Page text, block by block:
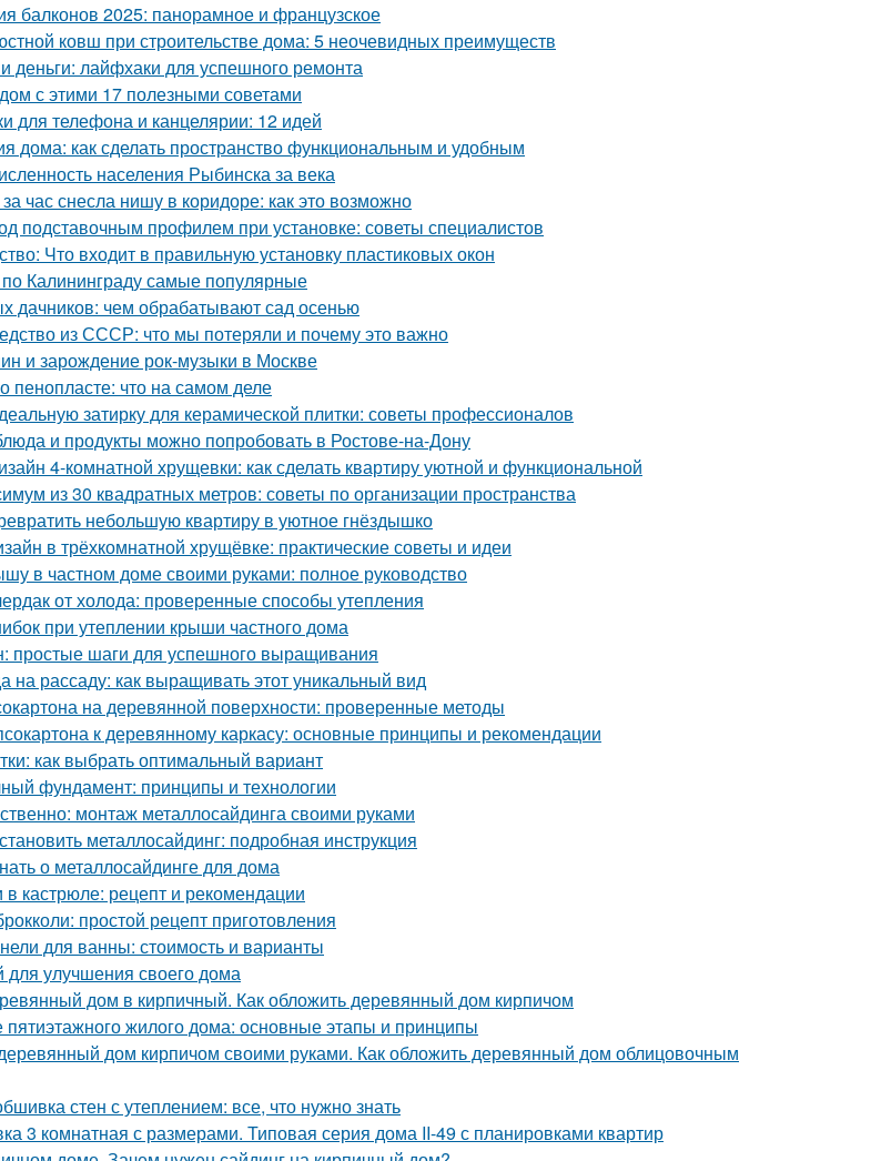
балконов 2025: панорамное и французское
ковш при строительстве дома: 5 неочевидных преимуществ
деньги: лайфхаки для успешного ремонта
с этими 17 полезными советами
для телефона и канцелярии: 12 идей
дома: как сделать пространство функциональным и удобным
населения Рыбинска за века
час снесла нишу в коридоре: как это возможно
подставочным профилем при установке: советы специалистов
Что входит в правильную установку пластиковых окон
по Калининграду самые популярные
дачников: чем обрабатывают сад осенью
из СССР: что мы потеряли и почему это важно
и зарождение рок-музыки в Москве
что на самом деле
затирку для керамической плитки: советы профессионалов
и продукты можно попробовать в Ростове-на-Дону
4-комнатной хрущевки: как сделать квартиру уютной и функциональной
из 30 квадратных метров: советы по организации пространства
небольшую квартиру в уютное гнёздышко
в трёхкомнатной хрущёвке: практические советы и идеи
в частном доме своими руками: полное руководство
от холода: проверенные способы утепления
при утеплении крыши частного дома
простые шаги для успешного выращивания
на рассаду: как выращивать этот уникальный вид
на деревянной поверхности: проверенные методы
к деревянному каркасу: основные принципы и рекомендации
как выбрать оптимальный вариант
фундамент: принципы и технологии
монтаж металлосайдинга своими руками
металлосайдинг: подробная инструкция
о металлосайдинге для дома
в кастрюле: рецепт и рекомендации
простой рецепт приготовления
для ванны: стоимость и варианты
для улучшения своего дома
дом в кирпичный. Как обложить деревянный дом кирпичом
пятиэтажного жилого дома: основные этапы и принципы
дом кирпичом своими руками. Как обложить деревянный дом облицовочным
стен с утеплением: все, что нужно знать
3 комнатная с размерами. Типовая серия дома II-49 с планировками квартир